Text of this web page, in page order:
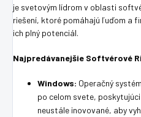
je svetovým lídrom v oblasti
riešení, ktoré pomáhajú ľuďom a
ich plný potenciál.
Najpredávanejšie Softvérové
Windows: Operačný
po celom svete,
neustále inovované, aby